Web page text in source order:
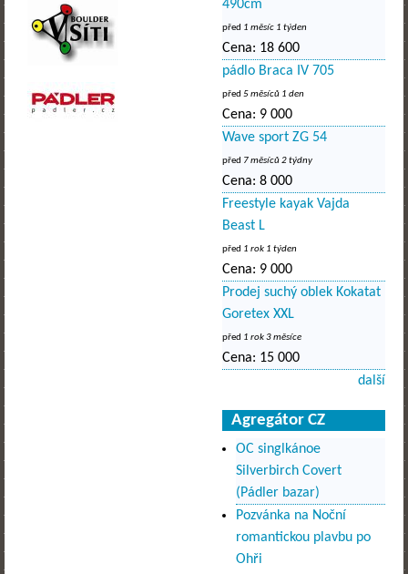
490cm
před 1 měsíc 1 týden
Cena: 18 600
pádlo Braca IV 705
před 5 měsíců 1 den
Cena: 9 000
Wave sport ZG 54
před 7 měsíců 2 týdny
Cena: 8 000
Freestyle kayak Vajda
Beast L
před 1 rok 1 týden
Cena: 9 000
Prodej suchý oblek Kokatat
Goretex XXL
před 1 rok 3 měsíce
Cena: 15 000
další
Agregátor CZ
OC singlkánoe
Silverbirch Covert
(Pádler bazar)
Pozvánka na Noční
romantickou plavbu po
Ohři